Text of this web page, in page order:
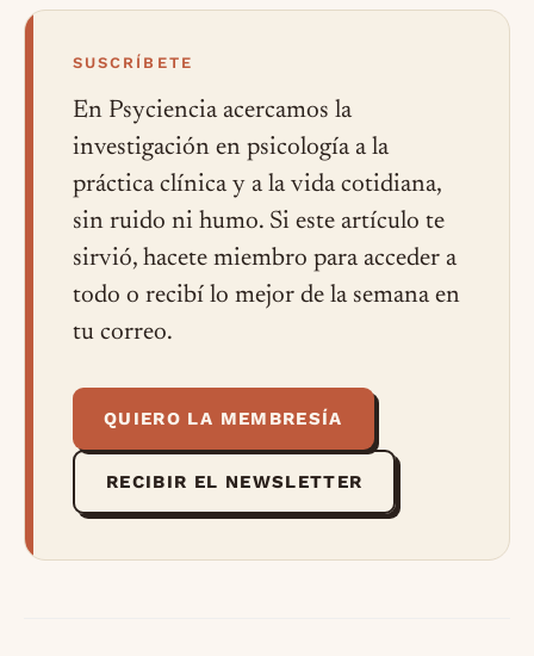
SUSCRÍBETE
En Psyciencia acercamos la
investigación en psicología a la
práctica clínica y a la vida cotidiana,
sin ruido ni humo. Si este artículo te
sirvió, hacete miembro para acceder a
todo o recibí lo mejor de la semana en
tu correo.
QUIERO LA MEMBRESÍA
RECIBIR EL NEWSLETTER